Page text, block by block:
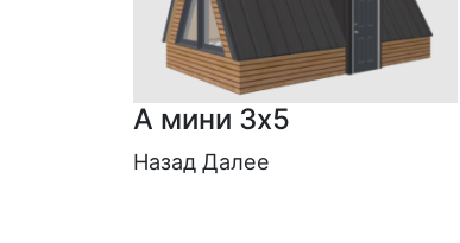
А мини 3х5
Назад Далее